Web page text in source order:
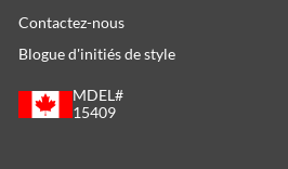
Contactez-nous
Blogue d'initiés de style
MDEL#
15409